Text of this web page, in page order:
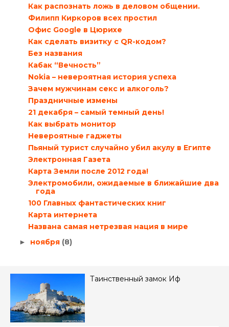
Как распознать ложь в деловом общении.
Филипп Киркоров всех простил
Офис Google в Цюрихе
Как сделать визитку с QR-кодом?
Без названия
Кабак “Вечность”
Nokia – невероятная история успеха
Зачем мужчинам секс и алкоголь?
Праздничные измены
21 декабря – самый темный день!
Как выбрать монитор
Невероятные гаджеты
Пьяный турист случайно убил акулу в Египте
Электронная Газета
Карта Земли после 2012 года!
Электромобили, ожидаемые в ближайшие два
года
100 Главных фантастических книг
Карта интернета
Названа самая нетрезвая нация в мире
► ноября (8)
Таинственный замок Иф